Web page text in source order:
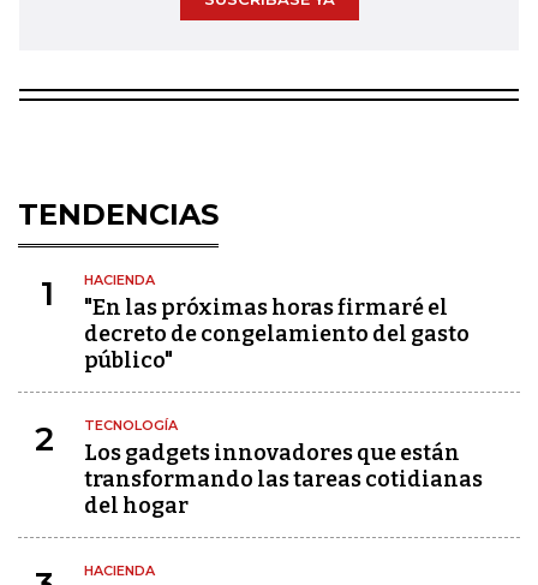
TENDENCIAS
1 HACIENDA
"En las próximas horas firmaré el
decreto de congelamiento del gasto
público"
2 TECNOLOGÍA
Los gadgets innovadores que están
transformando las tareas cotidianas
del hogar
HACIENDA